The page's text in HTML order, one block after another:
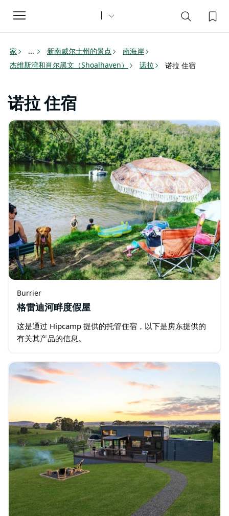
Toggle
navigation
家 ... 新南威尔士州的景点
南海岸
杰维斯湾和肖尔黑文（Shoalhaven）
诺拉 诺拉 住宿
诺拉 住宿
Burrier
格雷迪河畔度假屋
这是通过 Hipcamp 提供的托管住宿，以下是房东提供的
有关其产品的信息。